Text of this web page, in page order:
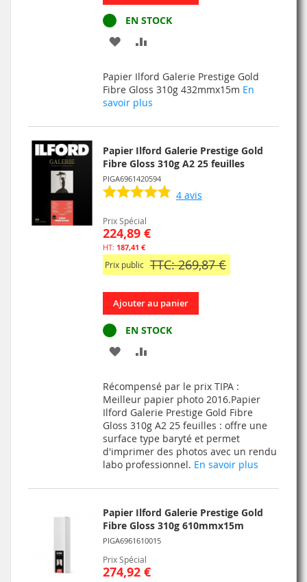
EN STOCK
AJOUTER
MA
LISTE
COMPARATEUR
Papier Ilford Galerie Prestige Gold
Fibre Gloss 310g 432mmx15m En
savoir plus
Papier Ilford Galerie Prestige Gold
Fibre Gloss 310g A2 25 feuilles
PIGA6961420594
4 avis
Prix Spécial
224,89 €
187,41 €
Prix public TTC: 269,87 €
Ajouter au panier
EN STOCK
AJOUTER
MA
LISTE
D’ENVIE
COMPARATEUR
Récompensé par le prix TIPA :
Meilleur papier photo 2016.Papier
Ilford Galerie Prestige Gold Fibre
Gloss 310g A2 25 feuilles : offre une
surface type baryté et permet
d'imprimer des photos avec un rendu
labo professionnel. En savoir plus
Papier Ilford Galerie Prestige Gold
Fibre Gloss 310g 610mmx15m
PIGA6961610015
Prix Spécial
274,92 €